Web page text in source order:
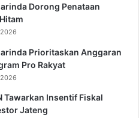
Dorong Penataan
Prioritaskan Anggaran
Pro Rakyat
Tawarkan Insentif Fiskal
Jateng